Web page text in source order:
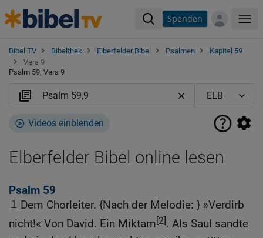
Spenden
Bibel TV Bibelthek Elberfelder Bibel Psalmen
Kapitel 59
Vers 9
Psalm 59, Vers 9
Videos einblenden
Elberfelder Bibel online lesen
Psalm 59
1
Dem Chorleiter. {Nach der Melodie: } »Verdirb
nicht!« Von David. Ein Miktam[2]. Als Saul sandte